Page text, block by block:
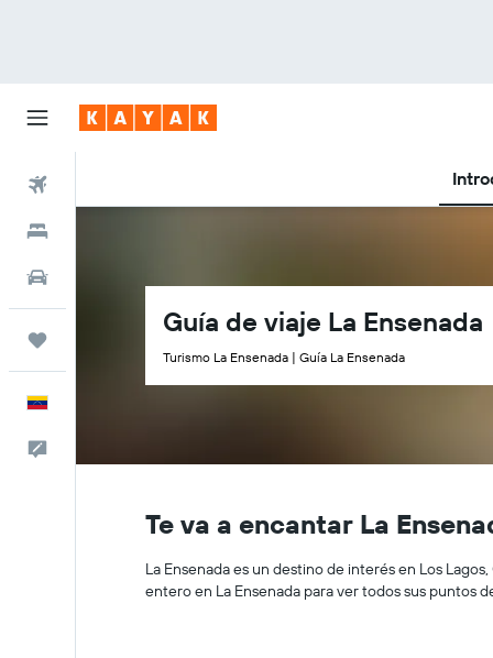
Guía de viaje La Ensenada
Turismo La Ensenada | Guía La Ensenada
Te va a encantar La
La Ensenada es un destino de interés en Los
entero en La Ensenada para ver todos sus puntos